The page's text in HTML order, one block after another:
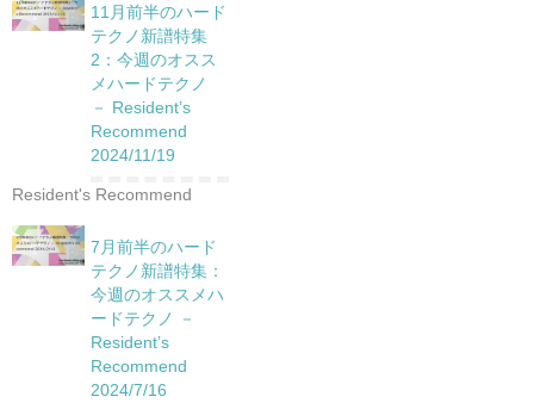
11月前半のハード
テクノ新譜特集
2：今週のオスス
メハードテクノ
－ Resident’s
Recommend
2024/11/19
Resident's Recommend
7月前半のハード
テクノ新譜特集：
今週のオススメハ
ードテクノ －
Resident’s
Recommend
2024/7/16